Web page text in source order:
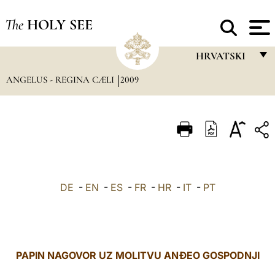
The HOLY SEE
HRVATSKI
ITALIANO
ANGELUS - REGINA CÆLI 2009
DE - EN - ES- FR- HR- IT- PT
PAPIN NAGOVOR UZ MOLITVU ANĐEO GOSPODNJI